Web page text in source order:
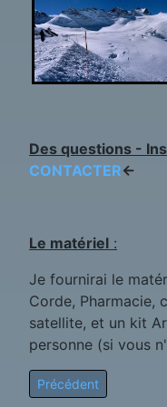
Des questions -
CONTACTER<-
Le matériel :
Je fournirai le
Corde, Pharmacie,
satellite, et un kit
personne (si vous
Article précédent :
Précédent